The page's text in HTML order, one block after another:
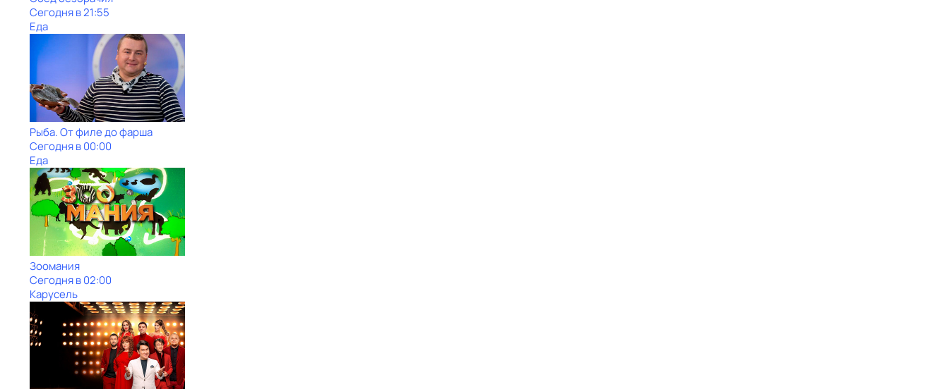
Сегодня в 21:55
Еда
Рыба. От филе до фарша
Сегодня в 00:00
Еда
Зоомания
Сегодня в 02:00
Карусель